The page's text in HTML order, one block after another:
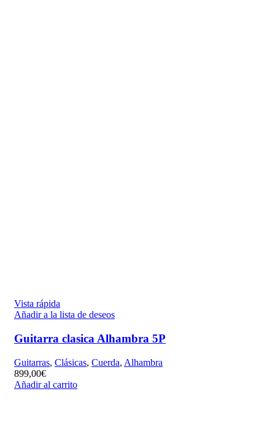
Vista rápida
Añadir a la lista de deseos
Guitarra clasica Alhambra 5P
Guitarras, Clásicas, Cuerda, Alhambra
899,00€
Añadir al carrito